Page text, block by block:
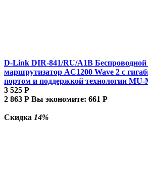
D-Link DIR-841/RU/A1B Беспроводной
маршрутизатор AC1200 Wave 2 с
портом и поддержкой технологии
3 525 Р
2 863 Р Вы экономите: 661 Р
Скидка 14%